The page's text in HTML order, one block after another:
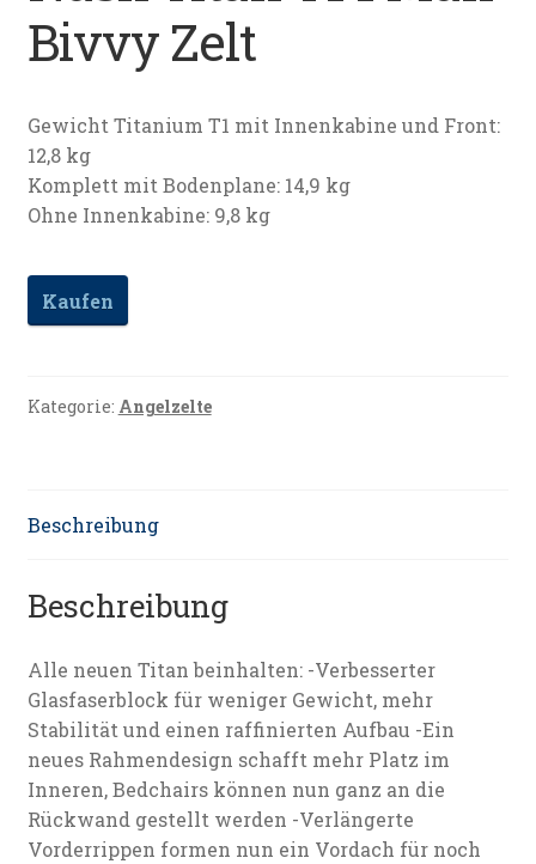
Datenschutz
Kontakt
Shop
Bivvy Zelt
Gewicht Titanium T1 mit Innenkabine und Front:
12,8 kg
Komplett mit Bodenplane: 14,9 kg
Ohne Innenkabine: 9,8 kg
Kaufen
Kategorie: Angelzelte
Beschreibung
Beschreibung
Alle neuen Titan beinhalten: -Verbesserter
Glasfaserblock für weniger Gewicht, mehr
Stabilität und einen raffinierten Aufbau -Ein
neues Rahmendesign schafft mehr Platz im
Inneren, Bedchairs können nun ganz an die
Rückwand gestellt werden -Verlängerte
Vorderrippen formen nun ein Vordach für noch